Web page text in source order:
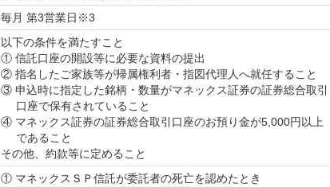
毎月 第3営業日※3
以下の条件を満たすこと
① 信託口座の開設等に必要な資料の提出
② 指名したご家族等が帰属権利者・指図代理人へ就任すること
③ 申込時に指定した銘柄・数量がマネックス証券の証券総合取引
口座で保有されていること
④ マネックス証券の証券総合取引口座のお預り金が5,000円以上
であること
その他、約款等に定めること
① マネックスＳＰ信託が委託者の死亡を認めたとき